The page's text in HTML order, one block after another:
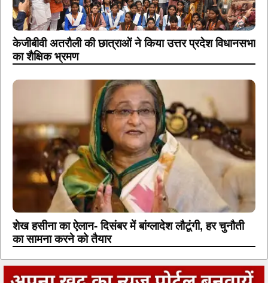
केजीबीवी अतरौली की छात्राओं ने किया उत्तर प्रदेश विधानसभा
का शैक्षिक भ्रमण
शेख हसीना का ऐलान- दिसंबर में बांग्लादेश लौटूंगी, हर चुनौती
का सामना करने को तैयार